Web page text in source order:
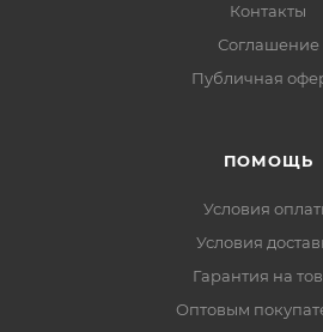
Контакты
Соглашение
Публичная
ПОМОЩЬ
Условия
Условия
Гарантия на
Оптовым